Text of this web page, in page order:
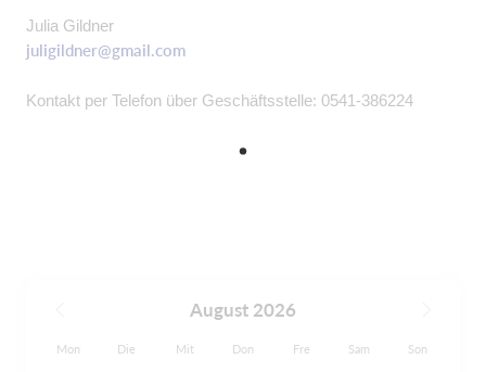
Julia Gildner
juligildner@gmail.com
Kontakt per Telefon über Geschäftsstelle: 0541-386224
August 2026
Mon Die Mit Don Fre Sam Son